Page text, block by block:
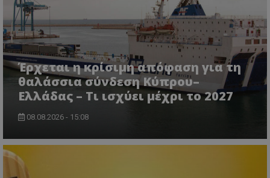
Έρχεται η κρίσιμη απόφαση για τη
θαλάσσια σύνδεση Κύπρου–
Ελλάδας – Τι ισχύει μέχρι το 2027
08.08.2026 - 15:08